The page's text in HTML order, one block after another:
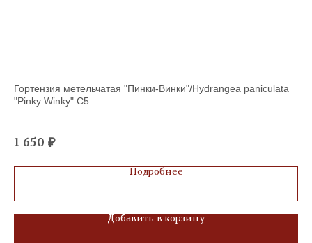
Гортензия метельчатая "Пинки-Винки"/Hydrangea paniculata
"Pinky Winky" С5
1 650 ₽
Подробнее
Добавить в корзину